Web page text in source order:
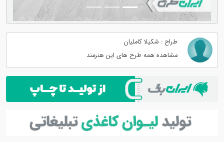
طراح : شکیلا کاملیان
مشاهده همه طرح های این هنرمند